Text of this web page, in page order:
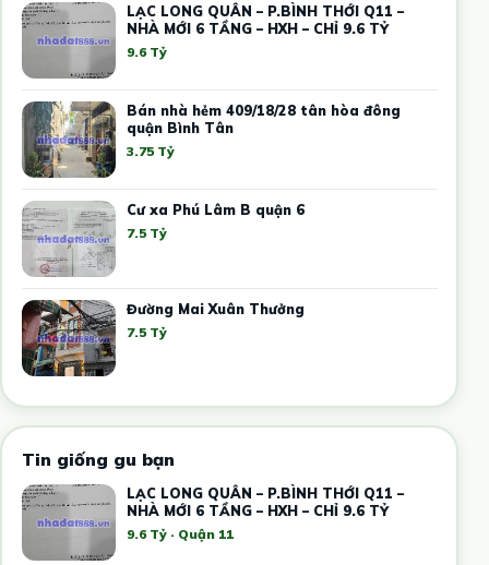
LẠC LONG QUÂN – P.BÌNH THỚI Q11 –
NHÀ MỚI 6 TẦNG – HXH – CHỈ 9.6 TỶ
9.6 Tỷ
Bán nhà hẻm 409/18/28 tân hòa đông
quận Bình Tân
3.75 Tỷ
Cư xa Phú Lâm B quận 6
7.5 Tỷ
Đường Mai Xuân Thưởng
7.5 Tỷ
Tin giống gu bạn
LẠC LONG QUÂN – P.BÌNH THỚI Q11 –
NHÀ MỚI 6 TẦNG – HXH – CHỈ 9.6 TỶ
9.6 Tỷ · Quận 11